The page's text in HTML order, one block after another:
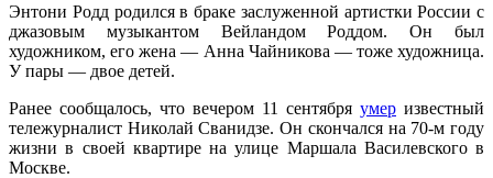
Энтони Родд родился в браке заслуженной артистки России с
джазовым музыкантом Вейландом Роддом. Он был
художником, его жена — Анна Чайникова — тоже художница.
У пары — двое детей.
Ранее сообщалось, что вечером 11 сентября умер известный
тележурналист Николай Сванидзе. Он скончался на 70-м году
жизни в своей квартире на улице Маршала Василевского в
Москве.